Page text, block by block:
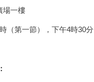
場一樓
（第一節），下午4時30分